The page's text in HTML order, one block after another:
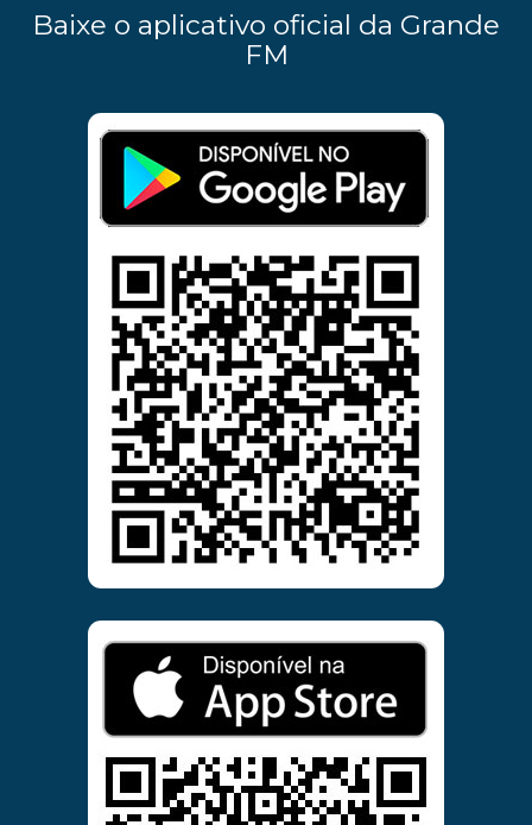
Baixe o aplicativo oficial da Grande
FM